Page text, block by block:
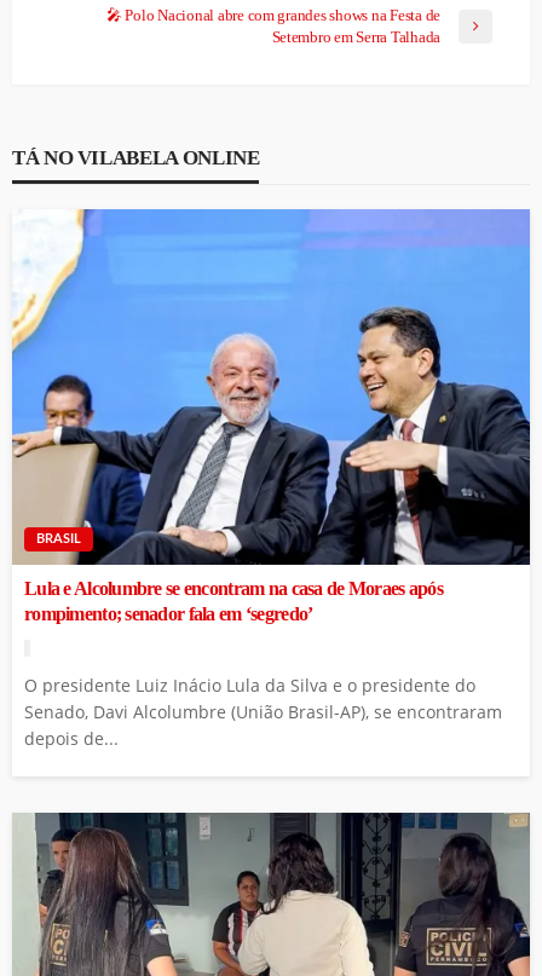
🎤 Polo Nacional abre com grandes shows na Festa de
Setembro em Serra Talhada
TÁ NO VILABELA ONLINE
BRASIL
Lula e Alcolumbre se encontram na casa de Moraes após
rompimento; senador fala em ‘segredo’
O presidente Luiz Inácio Lula da Silva e o presidente do
Senado, Davi Alcolumbre (União Brasil-AP), se encontraram
depois de...